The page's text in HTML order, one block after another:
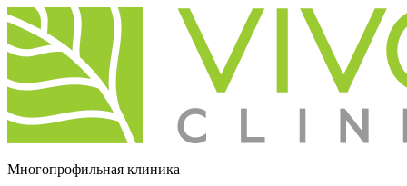
Многопрофильная клиника